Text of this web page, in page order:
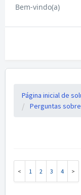
Bem-vindo(a)
Página inicial de
Perguntas
1 2 3 4